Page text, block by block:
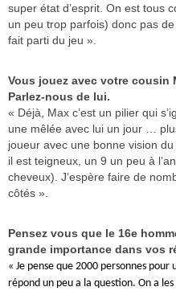
super état d’esprit. On est tous
un peu trop parfois) donc pas
fait parti du jeu ».
Vous jouez avec votre cousin
Parlez-nous de lui.
« Déjà, Max c’est un pilier qui
une mêlée avec lui un jour …
joueur avec une bonne vision
il est teigneux, un 9 un peu à
cheveux). J’espère faire de
côtés ».
Pensez vous que le 16e
grande importance dans vos
« Je pense que 2000 personnes
répond un peu a la question. On a